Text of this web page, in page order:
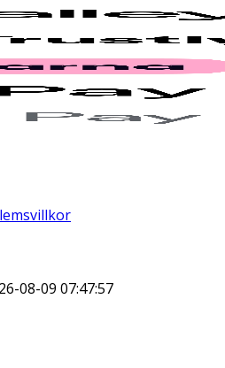
08-09 07:47:57